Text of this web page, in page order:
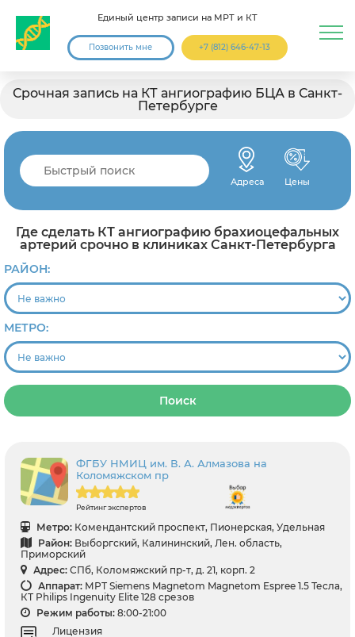
Единый центр записи на МРТ и КТ
Позвонить мне +7 (812) 646-47-13
Срочная запись на КТ ангиографию БЦА в Санкт-
Петербурге
Адреса Цены
Где сделать КТ ангиографию брахиоцефальных
артерий срочно в клиниках Санкт-Петербурга
РАЙОН:
МЕТРО:
Поиск
ФГБУ НМИЦ им. В. А. Алмазова на
Коломяжском пр
Рейтинг экспертов
Метро: Комендантский проспект, Пионерская, Удельная
Район: Выборгский, Калининский, Лен. область,
Приморский
Адрес: СПб, Коломяжский пр-т, д. 21, корп. 2
Аппарат: МРТ Siemens Magnetom Magnetom Espree 1.5 Тесла,
КТ Philips Ingenuity Elite 128 срезов
Режим работы: 8:00-21:00
Лицензия